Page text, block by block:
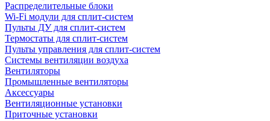
Распределительные блоки
Wi-Fi модули для сплит-систем
Пульты ДУ для сплит-систем
Термостаты для сплит-систем
Пульты управления для сплит-систем
Системы вентиляции воздуха
Вентиляторы
Промышленные вентиляторы
Аксессуары
Вентиляционные установки
Приточные установки